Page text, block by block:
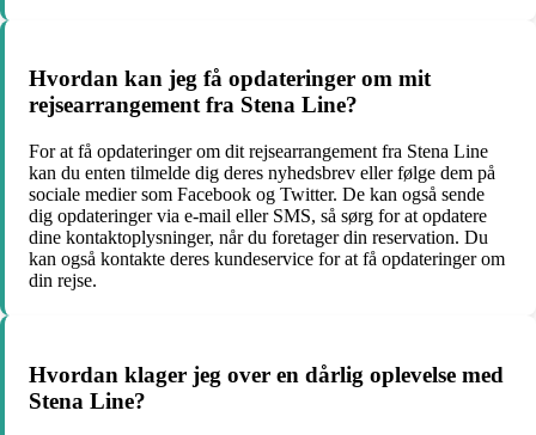
Hvordan kan jeg få opdateringer om mit
rejsearrangement fra Stena Line?
For at få opdateringer om dit rejsearrangement fra Stena Line
kan du enten tilmelde dig deres nyhedsbrev eller følge dem på
sociale medier som Facebook og Twitter. De kan også sende
dig opdateringer via e-mail eller SMS, så sørg for at opdatere
dine kontaktoplysninger, når du foretager din reservation. Du
kan også kontakte deres kundeservice for at få opdateringer om
din rejse.
Hvordan klager jeg over en dårlig oplevelse med
Stena Line?